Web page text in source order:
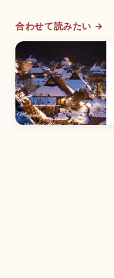
合わせて読みたい →